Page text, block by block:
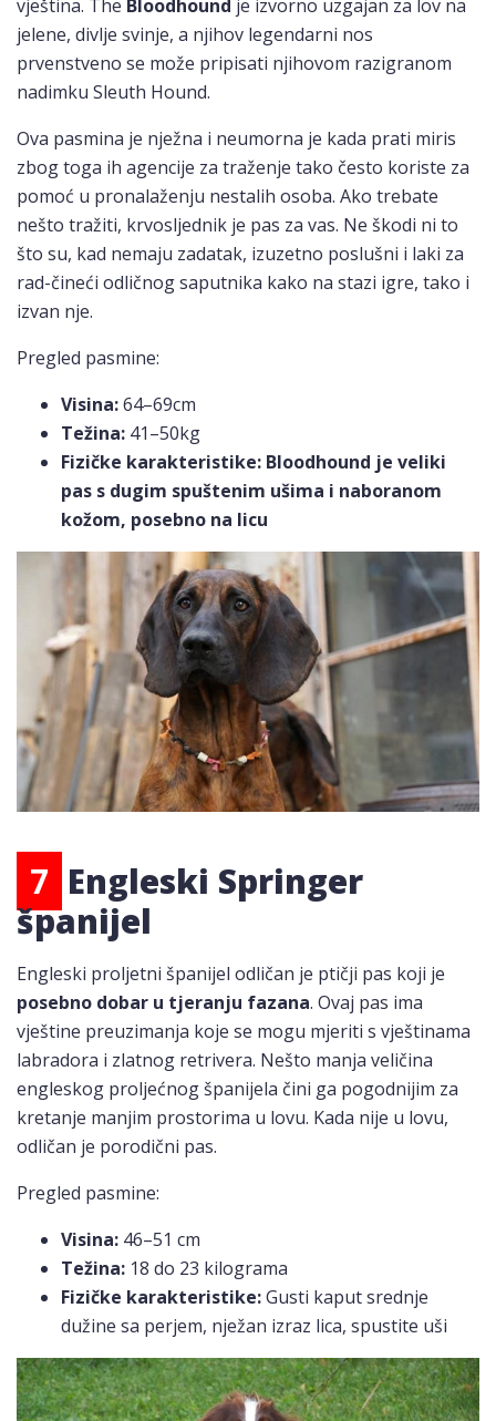
vještina. The Bloodhound je izvorno uzgajan za lov na
jelene, divlje svinje, a njihov legendarni nos
prvenstveno se može pripisati njihovom razigranom
nadimku Sleuth Hound.
Ova pasmina je nježna i neumorna je kada prati miris
zbog toga ih agencije za traženje tako često koriste za
pomoć u pronalaženju nestalih osoba. Ako trebate
nešto tražiti, krvosljednik je pas za vas. Ne škodi ni to
što su, kad nemaju zadatak, izuzetno poslušni i laki za
rad-čineći odličnog saputnika kako na stazi igre, tako i
izvan nje.
Pregled pasmine:
Visina:64–69cm
Težina: 41–50kg
Fizičke karakteristike: Bloodhound je veliki
pas s dugim spuštenim ušima i naboranom
kožom, posebno na licu
7 Engleski Springer
španijel
Engleski proljetni španijel odličan je ptičji pas koji je
posebno dobar u tjeranju fazana. Ovaj pas ima
vještine preuzimanja koje se mogu mjeriti s vještinama
labradora i zlatnog retrivera. Nešto manja veličina
engleskog proljećnog španijela čini ga pogodnijim za
kretanje manjim prostorima u lovu. Kada nije u lovu,
odličan je porodični pas.
Pregled pasmine:
Visina: 46–51 cm
Težina: 18 do 23 kilograma
Fizičke karakteristike:Gusti kaput srednje
dužine sa perjem, nježan izraz lica, spustite uši